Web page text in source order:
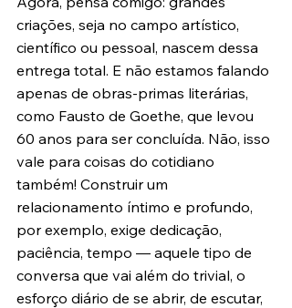
criações, seja no campo artístico,
científico ou pessoal, nascem dessa
entrega total. E não estamos falando
apenas de obras-primas literárias,
como Fausto de Goethe, que levou
60 anos para ser concluída. Não, isso
vale para coisas do cotidiano
também! Construir um
relacionamento íntimo e profundo,
por exemplo, exige dedicação,
paciência, tempo — aquele tipo de
conversa que vai além do trivial, o
esforço diário de se abrir, de escutar,